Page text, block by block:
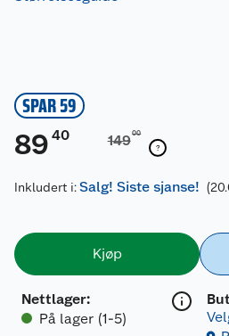
SPAR 59
89 40 14900
Inkludert i:Salg! Siste sjanse!
Kjøp
Nettlager:
På lager (1-5)